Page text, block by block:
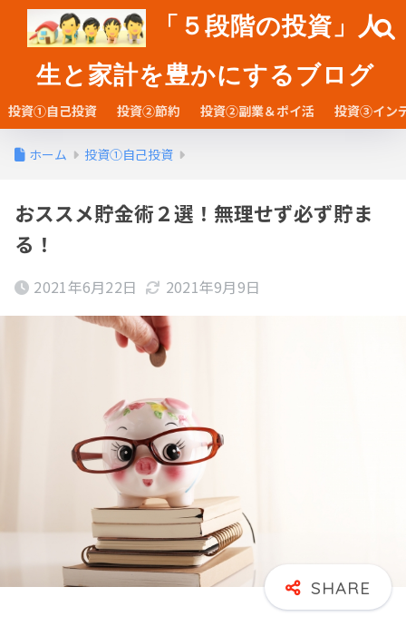
「５段階の投資」人
生と家計を豊かにするブログ
投資①自己投資 投資②節約 投資②副業＆ポイ活 投資③イン
ホーム 投資①自己投資
おススメ貯金術２選！無理せず必ず貯ま
る！
2021年6月22日 2021年9月9日